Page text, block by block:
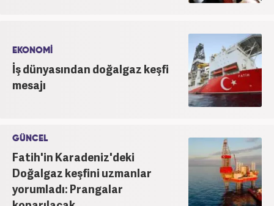
EKONOMİ
İş dünyasından doğalgaz keşfi
mesajı
GÜNCEL
Fatih'in Karadeniz'deki
Doğalgaz keşfini uzmanlar
yorumladı: Prangalar